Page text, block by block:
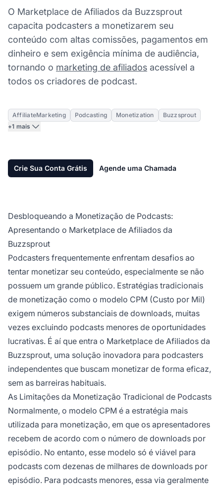
O Marketplace de Afiliados da Buzzsprout
capacita podcasters a monetizarem seu
conteúdo com altas comissões, pagamentos em
dinheiro e sem exigência mínima de audiência,
tornando o marketing de afiliados acessível a
todos os criadores de podcast.
AffiliateMarketing Podcasting Monetization
Buzzsprout
+1 mais
Crie Sua Conta Grátis Agende uma Chamada
Desbloqueando a Monetização de Podcasts:
Apresentando o Marketplace de Afiliados da
Buzzsprout
Podcasters frequentemente enfrentam desafios ao
tentar monetizar seu conteúdo, especialmente se não
possuem um grande público. Estratégias tradicionais
de monetização como o modelo CPM (Custo por Mil)
exigem números substanciais de downloads, muitas
vezes excluindo podcasts menores de oportunidades
lucrativas. É aí que entra o Marketplace de Afiliados da
Buzzsprout, uma solução inovadora para podcasters
independentes que buscam monetizar de forma eficaz,
sem as barreiras habituais.
As Limitações da Monetização Tradicional de Podcasts
Normalmente, o modelo CPM é a estratégia mais
utilizada para monetização, em que os apresentadores
recebem de acordo com o número de downloads por
episódio. No entanto, esse modelo só é viável para
podcasts com dezenas de milhares de downloads por
episódio. Para podcasts menores, essa via geralmente